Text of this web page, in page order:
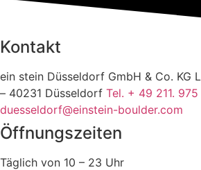
Kontakt
ein stein Düsseldorf GmbH & Co. KG
– 40231 Düsseldorf Tel. + 49 211.
duesseldorf@einstein-boulder.com
Öffnungszeiten
Täglich von 10 – 23 Uhr